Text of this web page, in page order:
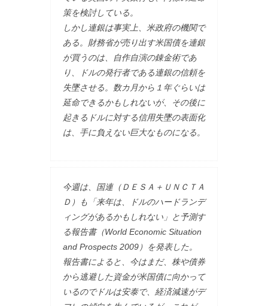
策を検討している。
しかし連銀は事実上、米政府の機関で
ある。財務省が売り出す米国債を連銀
が買うのは、自作自演の錬金術であ
り、ドルの発行者である連銀の信頼を
失墜させる。数カ月から１年ぐらいは
延命できるかもしれないが、その後に
起きるドルに対する信用失墜の表面化
は、手に負えない巨大なものになる。
今週は、国連（ＤＥＳＡ＋ＵＮＣＴＡ
Ｄ）も「来年は、ドルのハードランデ
ィングがあるかもしれない」と予測す
る報告書（World Economic Situation
and Prospects 2009）を発表した。
報告書によると、今はまだ、株や債券
から逃避した資金が米国債に向かって
いるのでドルは安泰で、経済減速がデ